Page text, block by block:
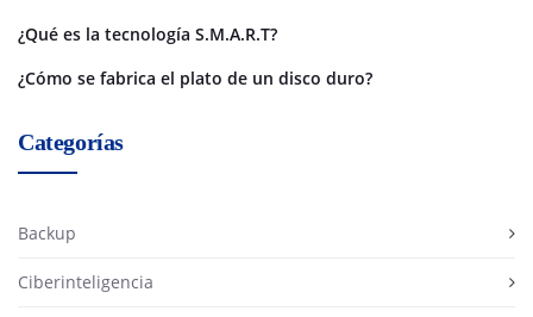
¿Qué es la tecnología S.M.A.R.T?
¿Cómo se fabrica el plato de un disco duro?
Categorías
Backup
Ciberinteligencia